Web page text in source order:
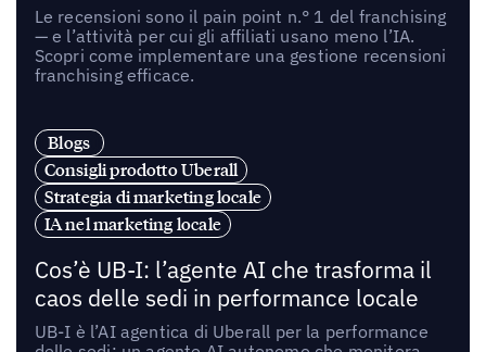
Le recensioni sono il pain point n.° 1 del franchising
— e l’attività per cui gli affiliati usano meno l’IA.
Scopri come implementare una gestione recensioni
franchising efficace.
Blogs
Consigli prodotto Uberall
Strategia di marketing locale
IA nel marketing locale
Cos’è UB-I: l’agente AI che trasforma il
caos delle sedi in performance locale
UB-I è l’AI agentica di Uberall per la performance